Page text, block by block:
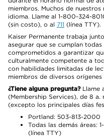
miembros. Muchos de
idioma. Llame al 1-800-324-
(sin costo), o al 711 (línea TTY).
Kaiser Permanente trabaja
asegurar que se cumplan
comprometidos a garantizar
culturalmente competente a
con habilidades limitadas de
miembros de diversos
¿Tiene alguna pregunta?Llame
(Membership Services), de 8 a.
(excepto los principales días
Portland: 503-813-2000
Todas las demás áreas:
(línea TTY)